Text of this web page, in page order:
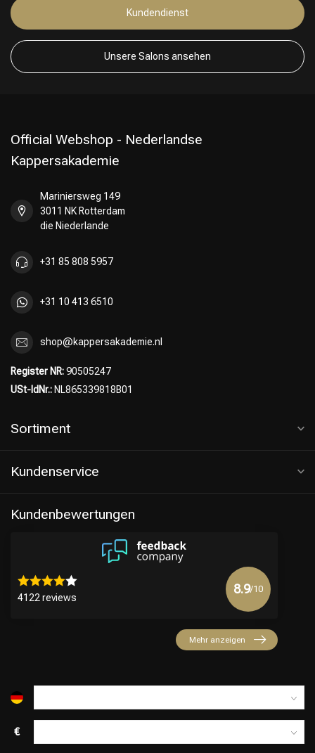
Umformung
Kundendienst
Unsere Salons ansehen
Official Webshop - Nederlandse
Kappersakademie
Mariniersweg 149
3011 NK Rotterdam
die Niederlande
+31 85 808 5957
+31 10 413 6510
shop@kappersakademie.nl
Register NR:90505247
USt-IdNr.: NL865339818B01
Sortiment
Kundenservice
Kundenbewertungen
4122 reviews
8.9/10
Mehr anzeigen
€